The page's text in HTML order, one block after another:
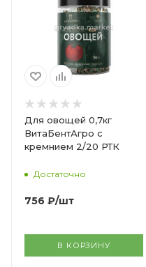
Для овощей 0,7кг
ВитаБентАгро с
кремнием 2/20 РТК
Достаточно
756 ₽/шт
В КОРЗИНУ